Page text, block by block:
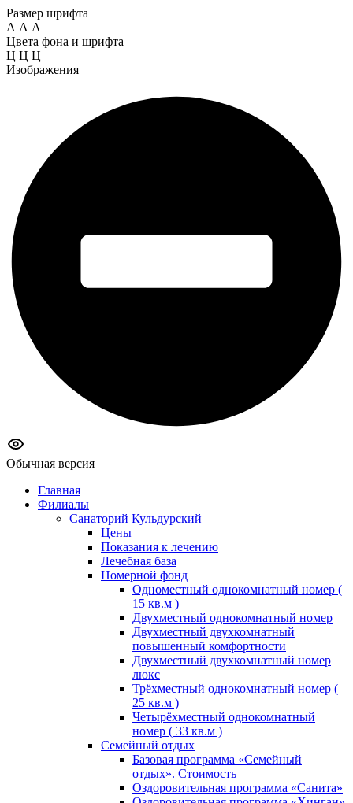
Размер шрифта
А А А
Цвета фона и шрифта
Ц Ц Ц
Изображения
Обычная версия
Главная
Филиалы
Санаторий Кульдурский
Цены
Показания к лечению
Лечебная база
Номерной фонд
Одноместный однокомнатный номер (
15 кв.м )
Двухместный однокомнатный номер
Двухместный двухкомнатный
повышенный комфортности
Двухместный двухкомнатный номер
люкс
Трёхместный однокомнатный номер (
25 кв.м )
Четырёхместный однокомнатный
номер ( 33 кв.м )
Семейный отдых
Базовая программа «Семейный
отдых». Стоимость
Оздоровительная программа «Санита»